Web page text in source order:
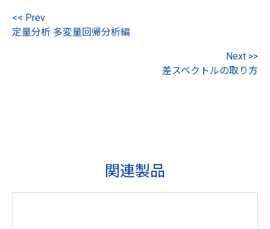
<< Prev
定量分析 多変量回帰分析編
Next >>
差スペクトルの取り方
関連製品